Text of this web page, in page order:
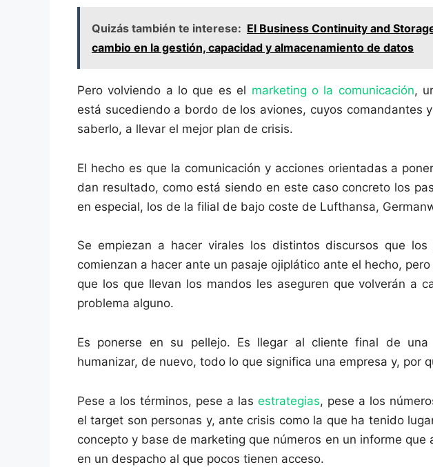
Quizás también te interese: El Business Continuity and
cambio en la gestión, capacidad y almacenamiento de datos
Pero volviendo a lo que es el marketing o la comunicación,
está sucediendo a bordo de los aviones, cuyos comandantes
saberlo, a llevar el mejor plan de crisis.
El hecho es que la comunicación y acciones orientadas a
dan resultado, como está siendo en este caso concreto los
en especial, los de la filial de bajo coste de Lufthansa,
Se empiezan a hacer virales los distintos discursos que
comienzan a hacer ante un pasaje ojiplático ante el hecho,
que los que llevan los mandos les aseguren que volverán a
problema alguno.
Es ponerse en su pellejo. Es llegar al cliente final de
humanizar, de nuevo, todo lo que significa una empresa y, por
Pese a los términos, pese a las estrategias, pese a los
el target son personas y, ante crisis como la que ha tenido
concepto y base de marketing que números en un informe que
en un despacho al que pocos tienen acceso.